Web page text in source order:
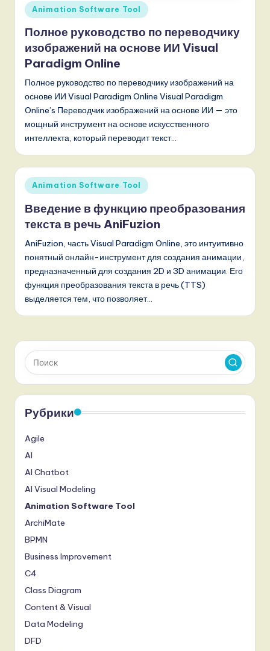
Опубликовано
Animation Software Tool
Полное руководство по переводчику
изображений на основе ИИ Visual
Paradigm Online
Полное руководство по переводчику изображений на
основе ИИ Visual Paradigm Online Visual Paradigm
Online’s Переводчик изображений на основе ИИ — это
мощный инструмент на основе искусственного
интеллекта, который переводит текст…
Опубликовано
Animation Software Tool
Введение в функцию преобразования
текста в речь AniFuzion
AniFuzion, часть Visual Paradigm Online, это интуитивно
понятный онлайн-инструмент для создания анимации,
предназначенный для создания 2D и 3D анимации. Его
функция преобразования текста в речь (TTS)
выделяется тем, что позволяет…
Рубрики
Agile
AI
AI Chatbot
AI Visual Modeling
Animation Software Tool
ArchiMate
BPMN
Business Improvement
C4
Class Diagram
Content & Visual
Data Modeling
DFD